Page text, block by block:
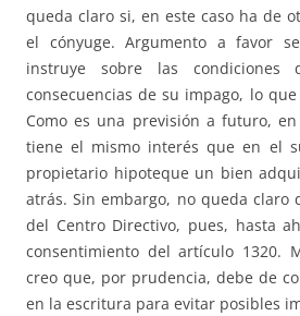
queda claro si, en este caso ha de
el cónyuge. Argumento a favor
instruye sobre las
consecuencias de su impago, lo
Como es una previsión a futuro,
tiene el mismo interés que en el
propietario hipoteque un bien
atrás. Sin embargo, no queda claro
del Centro Directivo, pues, hasta
consentimiento del artículo 1320.
creo que, por prudencia, debe de
en la escritura para evitar posibles